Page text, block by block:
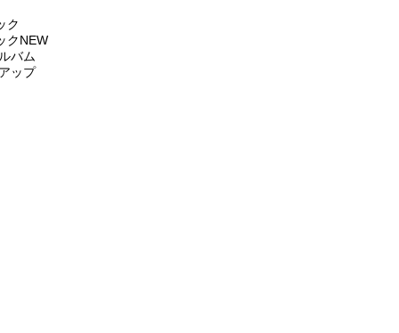
ク
クNEW
バム
ップ